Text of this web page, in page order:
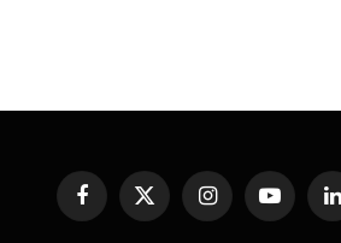
FacebookX
(Twitter)
InstagramYouTube